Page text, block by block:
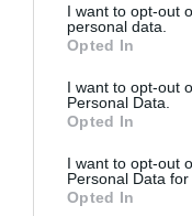
not limited to your
grant or deny
use your data for
consent section.
I want to opt-out
personal data.
Opted In
I want to opt-out
Personal Data.
Opted In
I want to opt-out
Personal Data for
Opted In
Egyszerűen
is, ami kíméletesen
Keverd össze a
olívaolajjal.
mozdulatokkal.
Majd végezetül